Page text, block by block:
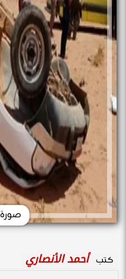
كتب أحمد الأنصاري